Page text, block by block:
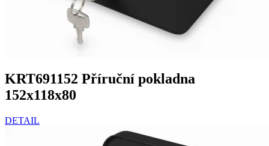
KRT691152 Příruční pokladna
152x118x80
DETAIL